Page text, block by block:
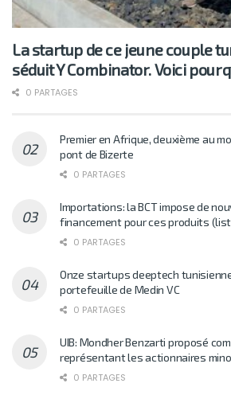
La startup de ce jeune couple
séduit Y Combinator. Voici
0 PARTAGES
Premier en Afrique, deuxième au
pont de Bizerte
0 PARTAGES
Importations: la BCT impose de
financement pour ces produits
0 PARTAGES
Onze startups deeptech
portefeuille de Medin VC
0 PARTAGES
UIB: Mondher Benzarti proposé
représentant les actionnaires
0 PARTAGES